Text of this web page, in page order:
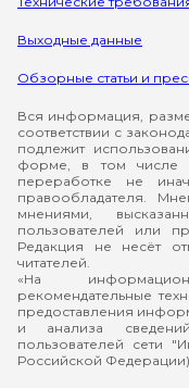
Выходные данные
Обзорные статьи и
Вся информация,
соответствии с
подлежит
форме, в том числе
переработке не
правообладателя.
мнениями,
пользователей или
Редакция не несёт
читателей.
«На
рекомендательные
предоставления
и анализа
пользователей сети
Российской